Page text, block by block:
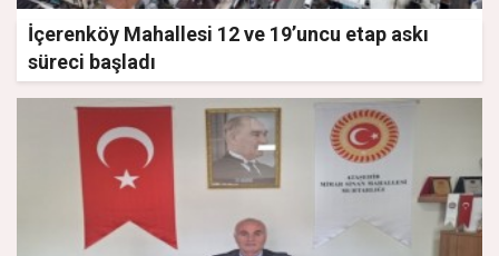
İçerenköy Mahallesi 12 ve 19’uncu etap askı
süreci başladı